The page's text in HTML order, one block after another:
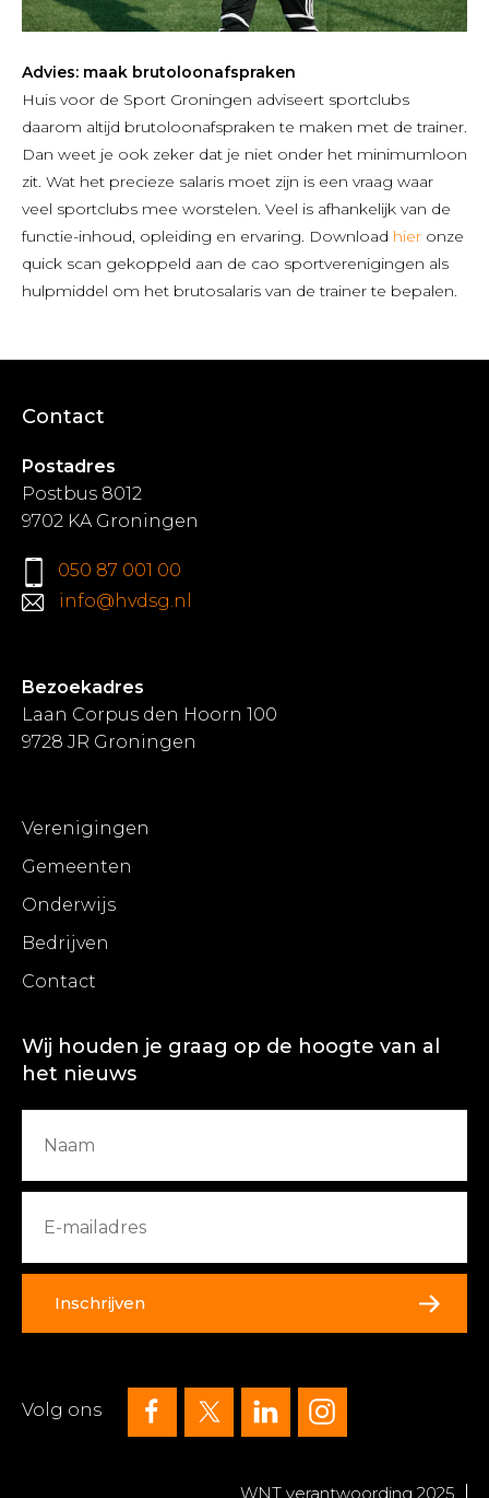
Advies: maak brutoloonafspraken
Huis voor de Sport Groningen adviseert sportclubs
daarom altijd brutoloonafspraken te maken met de trainer.
Dan weet je ook zeker dat je niet onder het minimumloon
zit. Wat het precieze salaris moet zijn is een vraag waar
veel sportclubs mee worstelen. Veel is afhankelijk van de
functie-inhoud, opleiding en ervaring. Download hier onze
quick scan gekoppeld aan de cao sportverenigingen als
hulpmiddel om het brutosalaris van de trainer te bepalen.
Contact
Postadres
Postbus 8012
9702 KA Groningen
050 87 001 00
info@hvdsg.nl
Bezoekadres
Laan Corpus den Hoorn 100
9728 JR Groningen
Verenigingen
Gemeenten
Onderwijs
Bedrijven
Contact
Wij houden je graag op de hoogte van al
het nieuws
Inschrijven
Volg ons
WNT verantwoording 2025